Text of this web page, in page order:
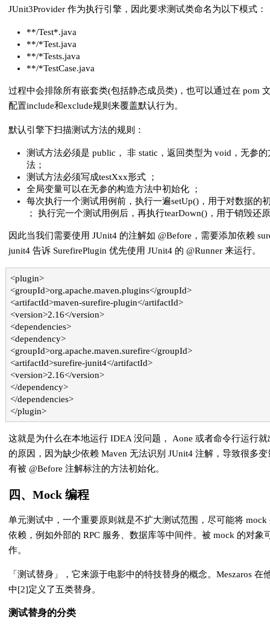
JUnit3Provider 作为执行引擎，因此要求测试类命名为以下模式：
**/Test*.java
**/*Test.java
**/*Tests.java
**/*TestCase.java
过程中会排除所有嵌套类(包括静态成员类)，也可以通过在 pom
配置include和exclude规则来覆盖默认行为。
默认引擎下扫描测试方法的规则：
测试方法必须是 public， 非 static，返回类型为 void，无参的
法；
测试方法必须写成testXxx形式 ；
全局变量可以在无参的构造方法中初始化 ；
每次执行一个测试用例前，执行一遍setUp()，用于对数据的
； 执行完一个测试用例后，再执行tearDown()，用于销毁还
因此当我们需要使用 JUnit4 的注解如 @Before，需要添加依赖
junit4 告诉 SurefirePlugin 优先使用 JUnit4 的 @Runner 来运行。
<plugin>
<groupId>org.apache.maven.plugins</groupId>
<artifactId>maven-surefire-plugin</artifactId>
<version>2.16</version>
<dependencies>
<dependency>
<groupId>org.apache.maven.surefire</groupId>
<artifactId>surefire-junit4</artifactId>
<version>2.16</version>
</dependency>
</dependencies>
</plugin>
这就是为什么在本地运行 IDEA 没问题， Aone 或者命令行运行就
的原因，因为缺少依赖 Maven 无法识别 JUnit4 注解，导致很多变
有被 @Before 注解标注的方法初始化。
四、Mock 编程
单元测试中，一个重要原则就是不扩大测试范围，尽可能将 mock
依赖，例如外部的 RPC 服务、数据库等中间件。被 mock 的对象
作。
「测试替身」，它来源于电影中的特技替身的概念。Meszaros 在
中[2]定义了五类替身。
测试替身的分类